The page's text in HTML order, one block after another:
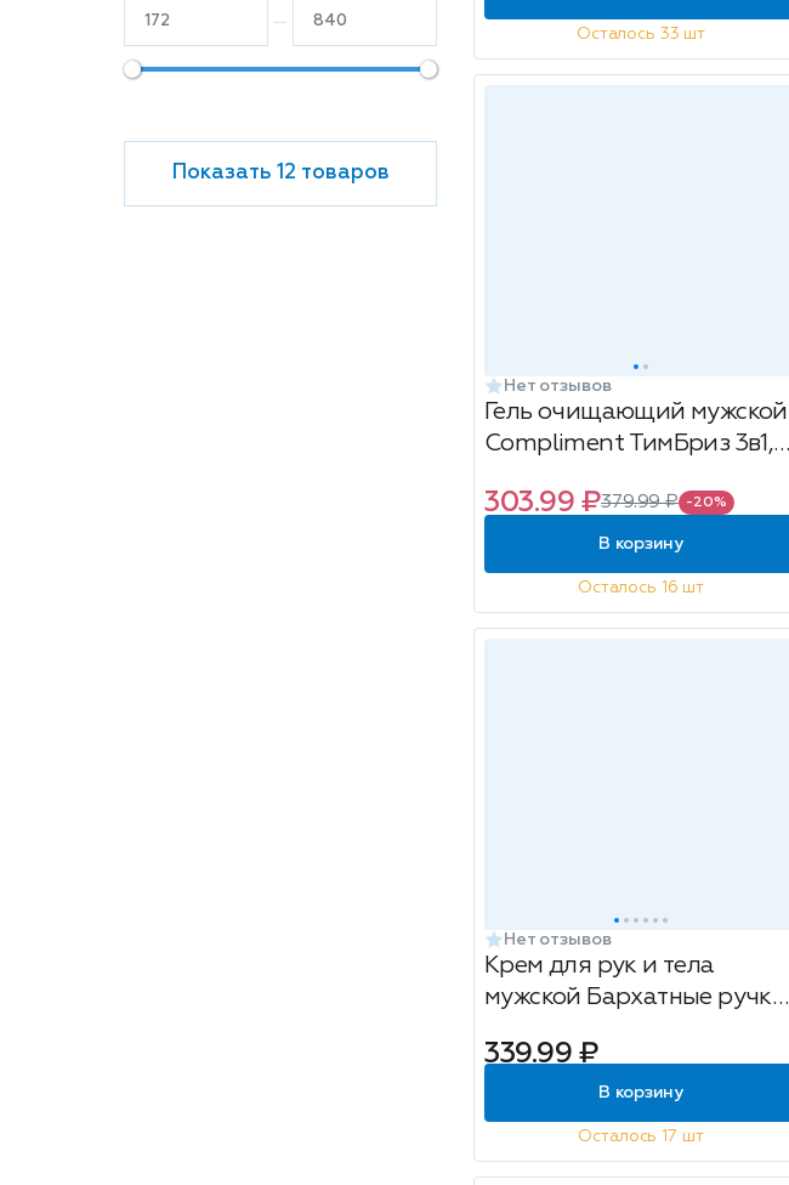
Показать 12 товаров
Осталось 33 шт
Нет отзывов
Гель очищающий мужской
Compliment ТимБриз 3в1,
320мл
303.99 ₽379.99 ₽ -20%
В корзину
Осталось 16 шт
Нет отзывов
Крем для рук и тела
мужской Бархатные ручки
339.99 ₽
В корзину
Осталось 17 шт